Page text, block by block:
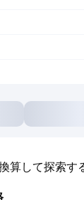
算して探索す